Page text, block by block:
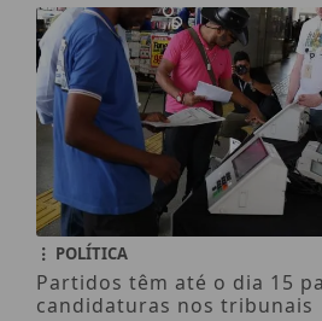
POLÍTICA
Partidos têm até o dia 15
candidaturas nos tribunais